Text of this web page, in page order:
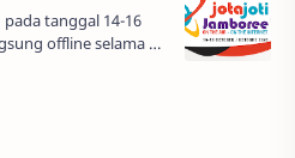
pada tanggal 14-16
offline selama 3
peserta yang banyak